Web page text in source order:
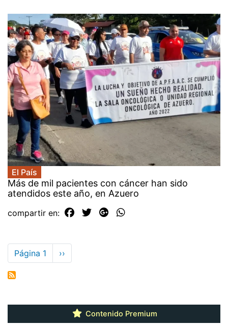
El País
Más de mil pacientes con cáncer han sido
atendidos este año, en Azuero
compartir en:
Paginación
Página 1
Siguiente
página
››
Contenido Premium